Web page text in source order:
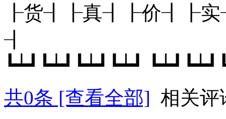
┠货┨┠真┨┠价┨┠
┨
┗┷┛┗┷┛┗┷┛┗┷┛
共0条 [查看全部] 相关评